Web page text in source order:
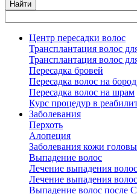
Центр пересадки волос
Трансплантация волос
Трансплантация волос
Пересадка бровей
Пересадка волос на
Пересадка волос на шрам
Курс процедур в
Заболевания
Перхоть
Алопеция
Заболевания кожи головы
Выпадение волос
Лечение выпадения
Лечение выпадения
Выпадение волос после